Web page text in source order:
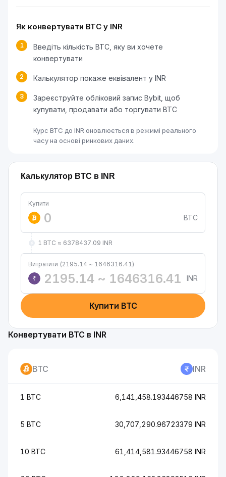
Як конвертувати BTC у INR
1
Введіть кількість BTC, яку ви хочете
конвертувати
2 Калькулятор покаже еквівалент у INR
3
Зареєструйте обліковий запис Bybit, щоб
купувати, продавати або торгувати BTC
Курс BTC до INR оновлюється в режимі реального
часу на основі ринкових даних.
Калькулятор BTC в INR
Купити
BTC
1 BTC ≈ 6378437.09 INR
Витратити (2195.14 ~ 1646316.41)
₹
INR
Купити BTC
Конвертувати BTC в INR
BTC INR
1 BTC 6,141,458.193446758 INR
5 BTC 30,707,290.96723379 INR
10 BTC 61,414,581.93446758 INR